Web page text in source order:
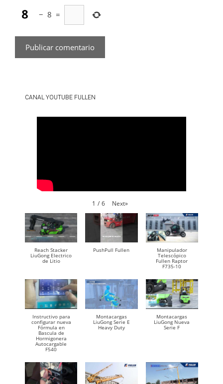
− 8 =
CANAL YOUTUBE FULLEN
1 / 6 Next»
Reach Stacker
LiuGong Electrico
de Litio
PushPull Fullen
Manipulador
Telescópico
Fullen Raptor
F735-10
Instructivo para
configurar nueva
Fórmula en
Bascula de
Hormigonera
Autocargable
F540
Montacargas
LiuGong Serie E
Heavy Duty
Montacargas
LiuGong Nueva
Serie F